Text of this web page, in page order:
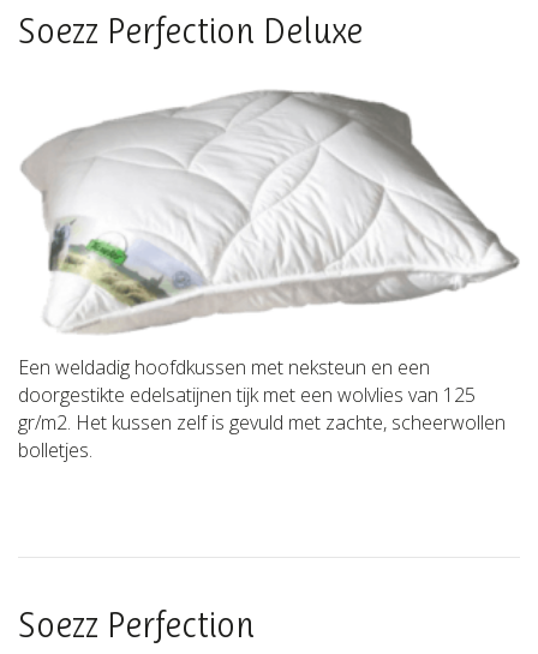
Soezz Perfection Deluxe
Een weldadig hoofdkussen met neksteun en een
doorgestikte edelsatijnen tijk met een wolvlies van 125
gr/m2. Het kussen zelf is gevuld met zachte, scheerwollen
bolletjes.
Soezz Perfection